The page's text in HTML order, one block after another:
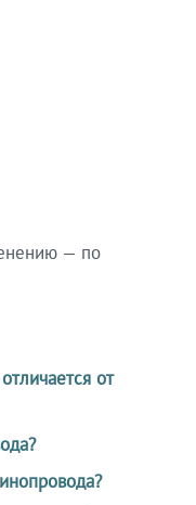
— по
от